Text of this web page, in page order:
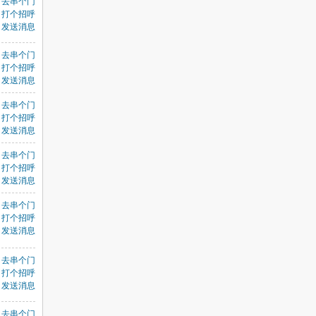
打个招呼
发送消息
去串个门
打个招呼
发送消息
去串个门
打个招呼
发送消息
去串个门
打个招呼
发送消息
去串个门
打个招呼
发送消息
去串个门
打个招呼
发送消息
去串个门